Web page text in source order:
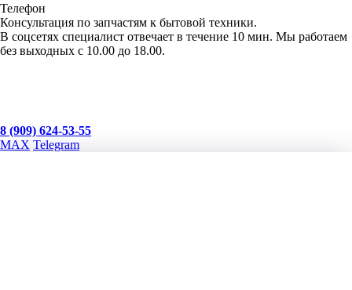
Телефон
Консультация по запчастям к бытовой техники.
В соцсетях специалист отвечает в течение 10 мин. Мы работаем
без выходных с 10.00 до 18.00.
8 (909) 624-53-55
MAX Telegram